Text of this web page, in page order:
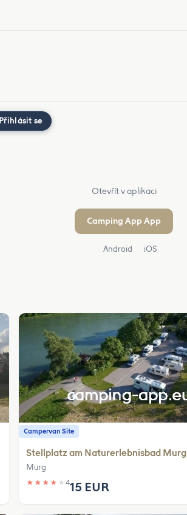
Přihlásit se
Otevřít v aplikaci
Camping App App
Android iOS
Campervan Site
Stellplatz am Naturerlebnisbad Murg
Murg
★ ★ ★ ★ ★415 EUR